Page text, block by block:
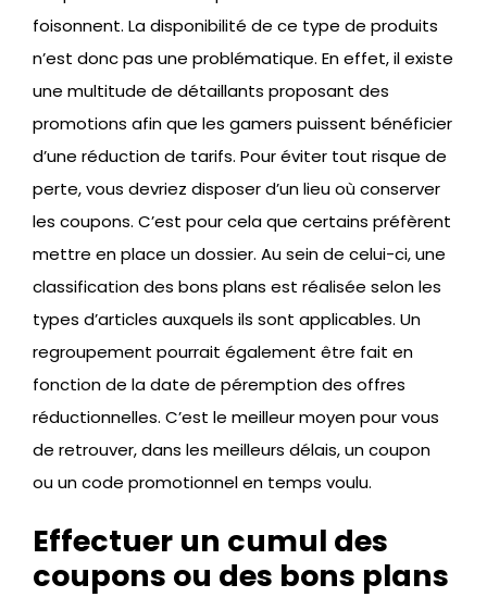
foisonnent. La disponibilité de ce type de produits
n’est donc pas une problématique. En effet, il existe
une multitude de détaillants proposant des
promotions afin que les gamers puissent bénéficier
d’une réduction de tarifs. Pour éviter tout risque de
perte, vous devriez disposer d’un lieu où conserver
les coupons. C’est pour cela que certains préfèrent
mettre en place un dossier. Au sein de celui-ci, une
classification des bons plans est réalisée selon les
types d’articles auxquels ils sont applicables. Un
regroupement pourrait également être fait en
fonction de la date de péremption des offres
réductionnelles. C’est le meilleur moyen pour vous
de retrouver, dans les meilleurs délais, un coupon
ou un code promotionnel en temps voulu.
Effectuer un cumul des
coupons ou des bons plans